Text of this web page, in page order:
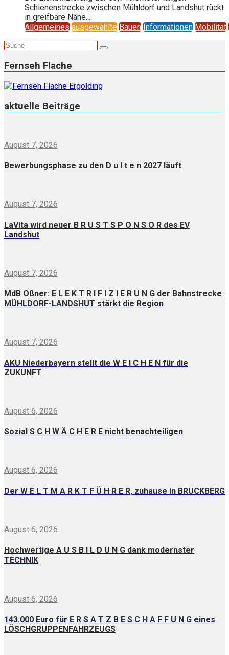
Schienenstrecke zwischen Mühldorf und Landshut rückt
in greifbare Nähe....
Allgemeines ausgewählte Bauen Informationen Mobilität
Fernseh Flache
aktuelle Beiträge
August 7, 2026
Bewerbungsphase zu den D u l t e n 2027 läuft
August 7, 2026
LaVita wird neuer B R U S T S P O N S O R des EV
Landshut
August 7, 2026
MdB Oßner: E L E K T R I F I Z I E R U N G der Bahnstrecke
MÜHLDORF-LANDSHUT stärkt die Region
August 7, 2026
AKU Niederbayern stellt die W E I C H E N für die
ZUKUNFT
August 6, 2026
Sozial S C H W Ä C H E R E nicht benachteiligen
August 6, 2026
Der W E L T M A R K T F Ü H R E R, zuhause in BRUCKBERG
August 6, 2026
Hochwertige A U S B I L D U N G dank modernster
TECHNIK
August 6, 2026
143.000 Euro für E R S A T Z B E S C H A F F U N G eines
LÖSCHGRUPPENFAHRZEUGS